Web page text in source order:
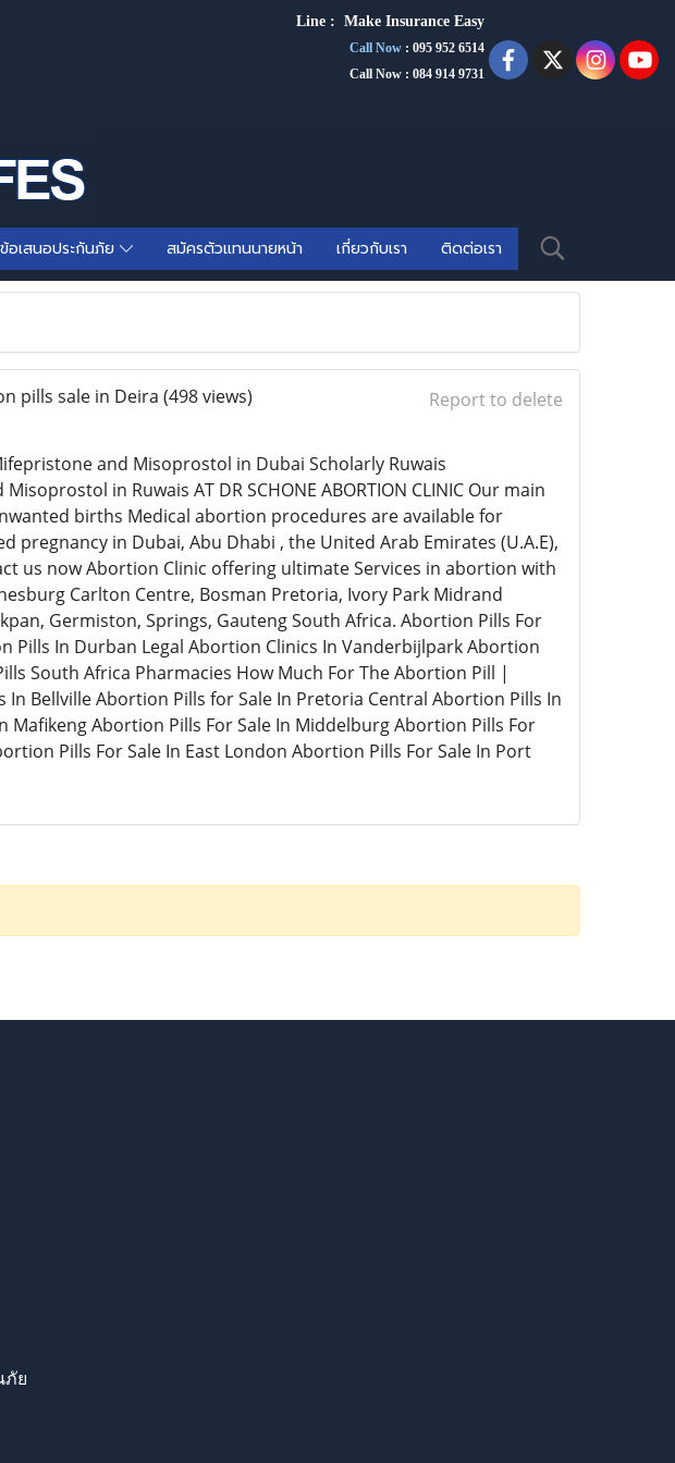
Line : Make Insurance Easy
Call Now : 095 952 6514
Call Now : 084 914 9731
อเสนอประกันภัย สมัครตัวแทนนายหน้า เกี่ยวกับเรา ติดต่อเรา
pills sale in Deira (498 views) Report to delete
and Misoprostol in Dubai Scholarly Ruwais
in Ruwais AT DR SCHONE ABORTION CLINIC Our main
births Medical abortion procedures are available for
in Dubai, Abu Dhabi , the United Arab Emirates (U.A.E),
us now Abortion Clinic offering ultimate Services in abortion with
Carlton Centre, Bosman Pretoria, Ivory Park Midrand
Germiston, Springs, Gauteng South Africa. Abortion Pills For
Pills In Durban Legal Abortion Clinics In Vanderbijlpark Abortion
South Africa Pharmacies How Much For The Abortion Pill |
Bellville Abortion Pills for Sale In Pretoria Central Abortion Pills In
Abortion Pills For Sale In Middelburg Abortion Pills For
Pills For Sale In East London Abortion Pills For Sale In Port
ภัย